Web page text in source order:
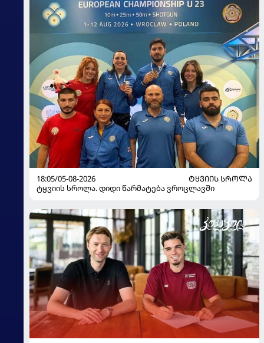
18:05/05-08-2026
ᲢᲧᲕᲘᲘᲡ ᲡᲠᲝᲚᲐ
ტყვიის სროლა. დიდი წარმატება ვროცლავში